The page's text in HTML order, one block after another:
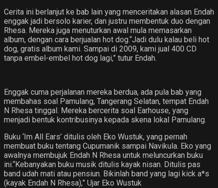
Cerita ini berlanjut ke bab lain yang menceritakan alasan Endah
enggak jadi bersolo karier, dan justru membentuk duo dengan
Rhesa. Mereka juga menuturkan awal mula memasarkan
album, dengan cara berjualan hot dog.“Jadi dulu kalau beli hot
dog, gratis album kami. Sampai di 2009, kami jual 400 CD
tanpa embel-embel hot dog lagi,” tutur Endah.
Enggak cuma perjalanan mereka berdua, ada pula bab yang
membahas soal Pamulang, Tangerang Selatan, tempat Endah
N Rhesa tinggal. Mereka bercerita soal Earhouse, yang
menjadi bentuk kontribusinya kepada skena lokal Pamulang.
Buku ‘Im All Ears’ ditulis oleh Eko Wustuk, yang pernah
membuat buku tentang Cupumanik sampai Navikula. Eko yang
awalnya membujuk Endah N Rhesa untuk meluncurkan buku
ini.“Kebanyakan buku musik ditulis kayak nisan. Ditulis pas
band udah mati atau pensiun. Bikinlah band yang lagi kick a*s
(kayak Endah N Rhesa),” Ujar Eko Wustuk